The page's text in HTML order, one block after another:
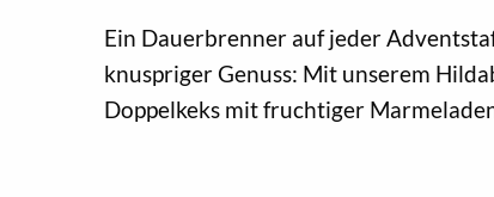
Ein Dauerbrenner auf jeder
knuspriger Genuss: Mit unserem
Doppelkeks mit fruchtiger